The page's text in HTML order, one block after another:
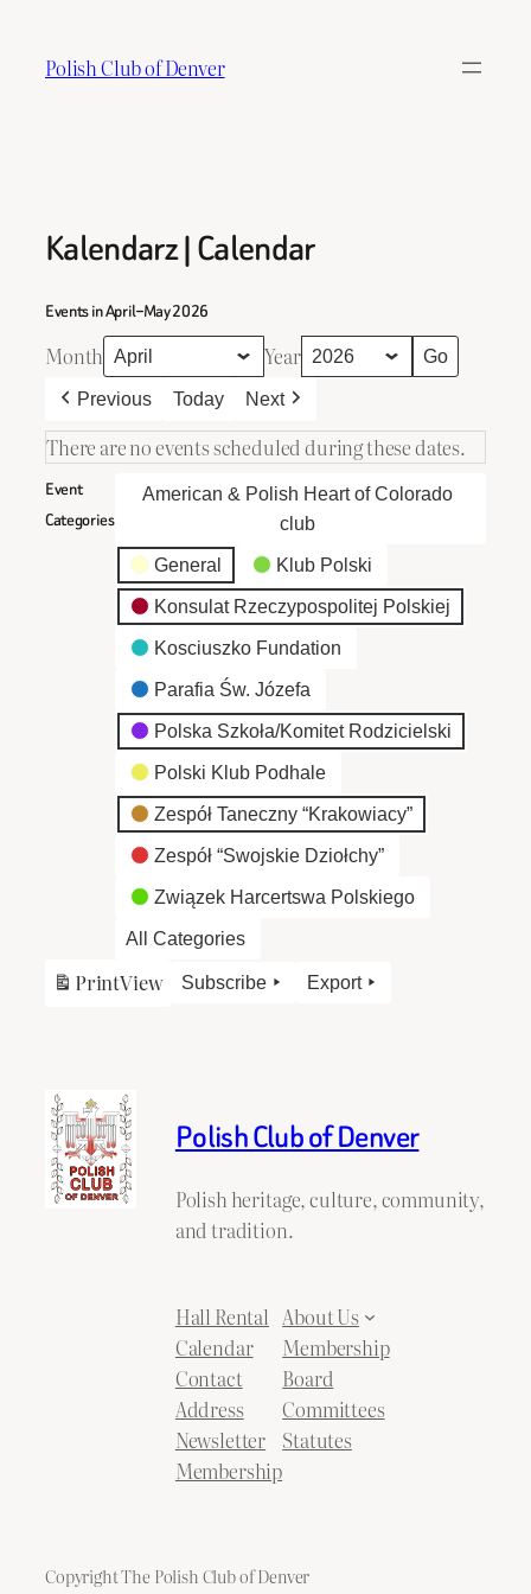
content
Polish Club of Denver
Kalendarz | Calendar
Events in April–May 2026
Month Year
Previous Today Next
There are no events scheduled during these dates.
Event
Categories
American & Polish Heart of Colorado
club
General Klub Polski
Konsulat Rzeczypospolitej Polskiej
Kosciuszko Fundation
Parafia Św. Józefa
Polska Szkoła/Komitet Rodzicielski
Polski Klub Podhale
Zespół Taneczny “Krakowiacy”
Zespół “Swojskie Dziołchy”
Związek Harcertswa Polskiego
All Categories
PrintView Subscribe Export
Polish Club of Denver
Polish heritage, culture, community,
and tradition.
Hall Rental
Calendar
Contact
Address
Newsletter
Membership
About Us
Membership
Board
Committees
Statutes
Copyright The Polish Club of Denver